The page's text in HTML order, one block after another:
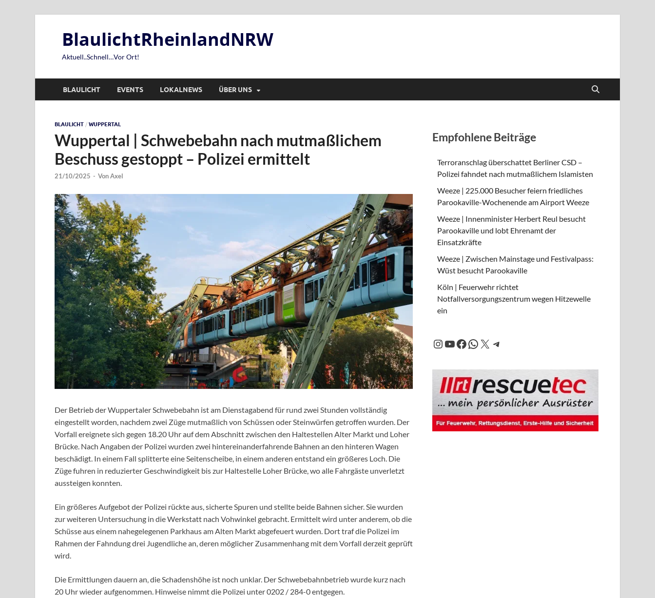
BlaulichtRheinlandNRW
Aktuell..Schnell…Vor Ort!
BLAULICHT EVENTS LOKALNEWS ÜBER UNS
BLAULICHT / WUPPERTAL
Wuppertal | Schwebebahn nach mutmaßlichem
Beschuss gestoppt – Polizei ermittelt
21/10/2025 - VonAxel
Der Betrieb der Wuppertaler Schwebebahn ist am Dienstagabend für rund zwei Stunden vollständig
eingestellt worden, nachdem zwei Züge mutmaßlich von Schüssen oder Steinwürfen getroffen wurden. Der
Vorfall ereignete sich gegen 18.20 Uhr auf dem Abschnitt zwischen den Haltestellen Alter Markt und Loher
Brücke. Nach Angaben der Polizei wurden zwei hintereinanderfahrende Bahnen an den hinteren Wagen
beschädigt. In einem Fall splitterte eine Seitenscheibe, in einem anderen entstand ein größeres Loch. Die
Züge fuhren in reduzierter Geschwindigkeit bis zur Haltestelle Loher Brücke, wo alle Fahrgäste unverletzt
aussteigen konnten.
Ein größeres Aufgebot der Polizei rückte aus, sicherte Spuren und stellte beide Bahnen sicher. Sie wurden
zur weiteren Untersuchung in die Werkstatt nach Vohwinkel gebracht. Ermittelt wird unter anderem, ob die
Schüsse aus einem nahegelegenen Parkhaus am Alten Markt abgefeuert wurden. Dort traf die Polizei im
Rahmen der Fahndung drei Jugendliche an, deren möglicher Zusammenhang mit dem Vorfall derzeit geprüft
wird.
Die Ermittlungen dauern an, die Schadenshöhe ist noch unklar. Der Schwebebahnbetrieb wurde kurz nach
20 Uhr wieder aufgenommen. Hinweise nimmt die Polizei unter 0202 / 284-0 entgegen.
Empfohlene Beiträge
Terroranschlag überschattet Berliner CSD –
Polizei fahndet nach mutmaßlichem Islamisten
Weeze | 225.000 Besucher feiern friedliches
Parookaville-Wochenende am Airport Weeze
Weeze | Innenminister Herbert Reul besucht
Parookaville und lobt Ehrenamt der
Einsatzkräfte
Weeze | Zwischen Mainstage und Festivalpass:
Wüst besucht Parookaville
Köln | Feuerwehr richtet
Notfallversorgungszentrum wegen Hitzewelle
ein